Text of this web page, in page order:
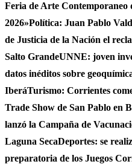
Feria de Arte
2026»Política: Juan Pablo
de Justicia de la Nación el
Salto GrandeUNNE: joven
datos inéditos sobre
IberáTurismo: Corrientes
Trade Show de San Pablo en
lanzó la Campaña de
Laguna SecaDeportes: se
preparatoria de los Juegos